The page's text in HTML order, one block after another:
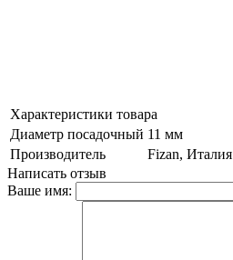
Характеристики товара
Диаметр посадочный 11 мм
Производитель
Fizan, Италия
Написать отзыв
Ваше имя: